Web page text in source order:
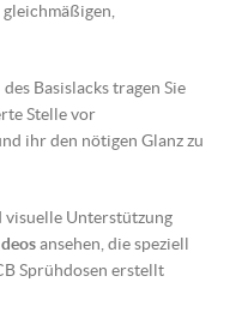
Basislacks tragen Sie
Stelle vor
ihr den nötigen Glanz zu
Unterstützung
ansehen, die speziell
Sprühdosen erstellt